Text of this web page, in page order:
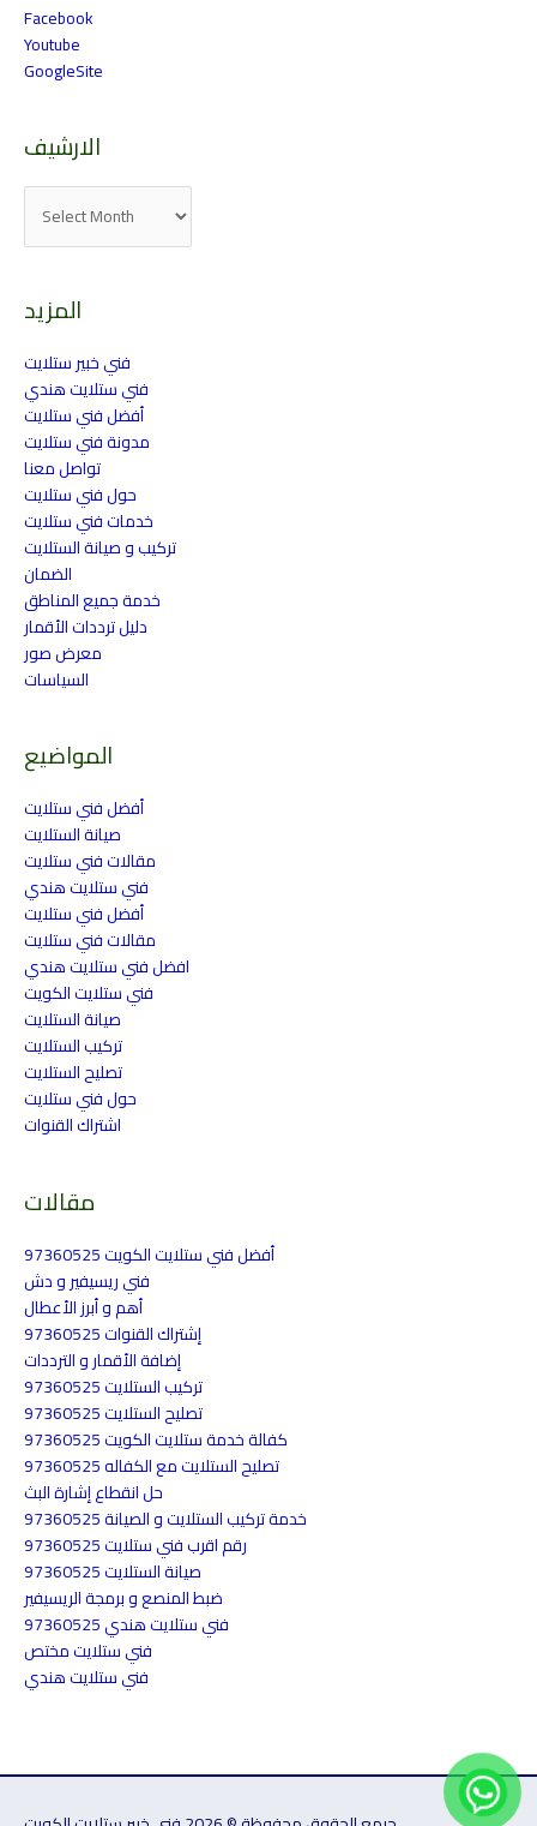
Facebook
Youtube
GoogleSite
الارشيف
المزيد
فني خبير ستلايت
فني ستلايت هندي
أفضل فني ستلايت
مدونة فني ستلايت
تواصل معنا
حول فني ستلايت
خدمات فني ستلايت
تركيب و صيانة الستلايت
الضمان
خدمة جميع المناطق
دليل ترددات الأقمار
معرض صور
السياسات
المواضيع
أفضل فني ستلايت
صيانة الستلايت
مقالات فني ستلايت
فني ستلايت هندي
أفضل فني ستلايت
مقالات فني ستلايت
افضل فني ستلايت هندي
فني ستلايت الكويت
صيانة الستلايت
تركيب الستلايت
تصليح الستلايت
حول فني ستلايت
اشتراك القنوات
مقالات
أفضل فني ستلايت الكويت 97360525
فني ريسيفير و دش
أهم و أبرز الأعطال
إشتراك القنوات 97360525
إضافة الأقمار و الترددات
تركيب الستلايت 97360525
تصليح الستلايت 97360525
كفالة خدمة ستلايت الكويت 97360525
تصليح الستلايت مع الكفاله 97360525
حل انقطاع إشارة البث
خدمة تركيب الستلايت و الصيانة 97360525
رقم اقرب فني ستلايت 97360525
صيانة الستلايت 97360525
ضبط المنصع و برمجة الريسيفير
فني ستلايت هندي 97360525
فني ستلايت مختص
فني ستلايت هندي